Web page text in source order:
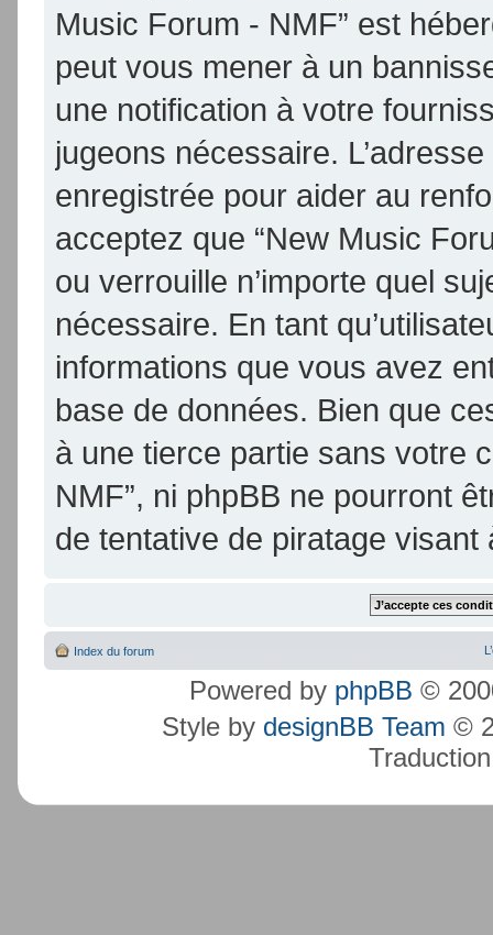
Music Forum - NMF” est
peut vous mener à un
une notification à votre
jugeons nécessaire.
enregistrée pour aider au
acceptez que “New Music
ou verrouille n’importe quel
nécessaire. En tant
informations que vous avez
base de données. Bien que
à une tierce partie sans votre
NMF”, ni phpBB ne pourront
de tentative de piratage
Index du forum
Powered by phpBB ©
Style by designBB Team ©